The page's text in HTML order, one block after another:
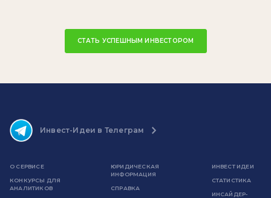
СТАТЬ УСПЕШНЫМ ИНВЕСТОРОМ
Инвест-Идеи в Телеграм
О СЕРВИСЕ
КОНКУРСЫ ДЛЯ
АНАЛИТИКОВ
ЮРИДИЧЕСКАЯ
ИНФОРМАЦИЯ
СПРАВКА
ИНВЕСТ ИДЕИ
СТАТИСТИКА
ИНСАЙДЕР-